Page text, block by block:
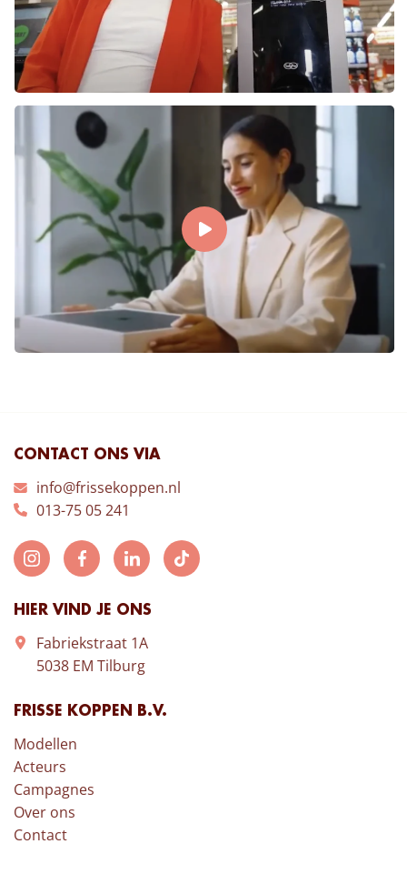
CONTACT ONS VIA
info@frissekoppen.nl
013-75 05 241
HIER VIND JE ONS
Fabriekstraat 1A
5038 EM Tilburg
FRISSE KOPPEN B.V.
Modellen
Acteurs
Campagnes
Over ons
Contact